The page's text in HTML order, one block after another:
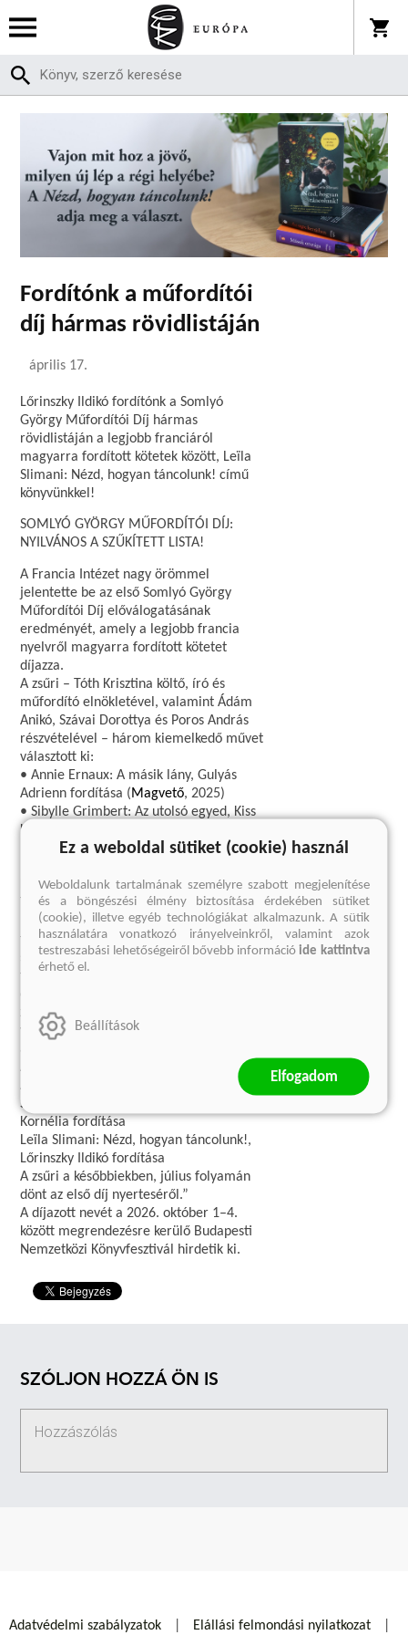
Fordítónk a műfordítói
díj hármas rövidlistáján
április 17.
Lőrinszky Ildikó fordítónk a Somlyó
György Műfordítói Díj hármas
rövidlistáján a legjobb franciáról
magyarra fordított kötetek között, Leïla
Slimani: Nézd, hogyan táncolunk! című
könyvünkkel!
SOMLYÓ GYÖRGY MŰFORDÍTÓI DÍJ:
NYILVÁNOS A SZŰKÍTETT LISTA!
A Francia Intézet nagy örömmel
jelentette be az első Somlyó György
Műfordítói Díj előválogatásának
eredményét, amely a legjobb francia
nyelvről magyarra fordított kötetet
díjazza.
A zsűri – Tóth Krisztina költő, író és
műfordító elnökletével, valamint Ádám
Anikó, Szávai Dorottya és Poros András
részvételével – három kiemelkedő művet
választott ki:
• Annie Ernaux: A másik lány, Gulyás
Adrienn fordítása (Magvető, 2025)
• Sibylle Grimbert: Az utolsó egyed, Kiss
Kornélia fordítása (
• Leïla Slimani: Nézd, hogyan táncolunk!,
Könyvkiadó , 2025)
Tóth Krisztina így nyilatkozott:
„A zsűrinek nehéz feladata volt. Kiváló
fordítások érkeztek, amelyek mindegyike
szép nyelvi megoldásokat és találékony
fordítói megoldásokat mutatott fel. Az
zsűri végül az alábbi három fordítást
választotta ki (a szerzők nevének
Annie Ernaux: A másik lány, Gulyás
Adrienn fordítása
Sibylle Grimbert: Az utolsó egyed, Kiss
Kornélia fordítása
Leïla Slimani: Nézd, hogyan táncolunk!,
Lőrinszky Ildikó fordítása
A zsűri a későbbiekben, július folyamán
dönt az első díj nyerteséről.”
A díjazott nevét a 2026. október 1–4.
között megrendezésre kerülő Budapesti
Nemzetközi Könyvfesztivál hirdetik ki.
SZÓLJON HOZZÁ ÖN IS
Adatvédelmi szabályzatok Elállási felmondási nyilatkozat
Ez a weboldal sütiket (cookie) használ
Weboldalunk tartalmának személyre szabott megjelenítése
és a böngészési élmény biztosítása érdekében sütiket
(cookie), illetve egyéb technológiákat alkalmazunk. A sütik
használatára vonatkozó irányelveinkről, valamint azok
testreszabási lehetőségeiről bővebb információide kattintva
érhető el.
Beállítások
Elfogadom